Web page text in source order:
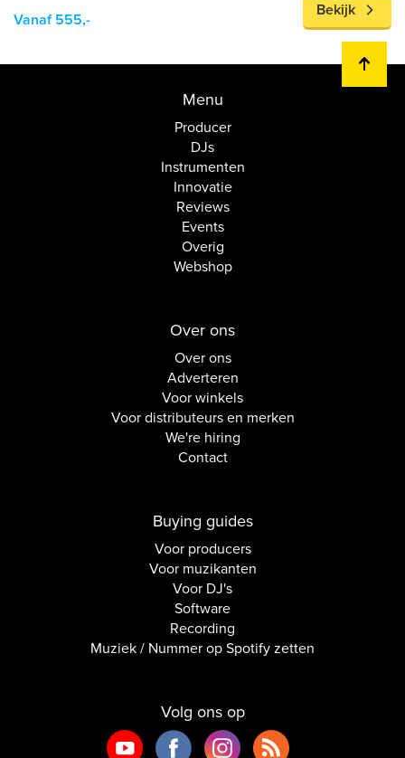
Vanaf 555,-
Bekijk
Menu
Producer
DJs
Instrumenten
Innovatie
Reviews
Events
Overig
Webshop
Over ons
Over ons
Adverteren
Voor winkels
Voor distributeurs en merken
We're hiring
Contact
Buying guides
Voor producers
Voor muzikanten
Voor DJ's
Software
Recording
Muziek / Nummer op Spotify zetten
Volg ons op